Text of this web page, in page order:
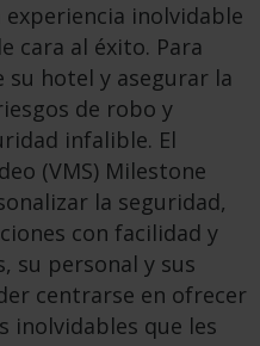
inolvidable
cara al éxito. Para
hotel y asegurar la
de robo y
infalible. El
(VMS) Milestone
la seguridad,
con facilidad y
su personal y sus
centrarse en ofrecer
inolvidables que les